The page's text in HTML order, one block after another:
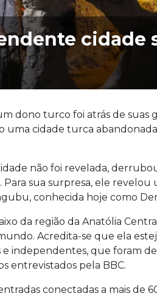
cidade
dono turco foi atrás de suas
uma cidade turca
não foi revelada,
sua surpresa, ele revelou
conhecida hoje como
da região da Anatólia
Acredita-se que ela
independentes, que foram
entrevistados pela BBC.
conectadas a mais de